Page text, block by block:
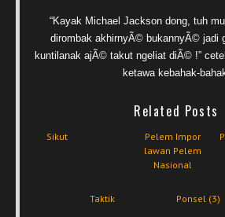
“Kayak Michael Jackson dong, tuh
dirombak akhirnyÃ© bukannyÃ© jadi
kuntilanak ajÃ© takut ngeliat diÃ© !”
ketawa kebahak-
Related Posts
Sikut
Pelem Impor
lawan Pelem
Nasional
Taktik Ponsel (3)